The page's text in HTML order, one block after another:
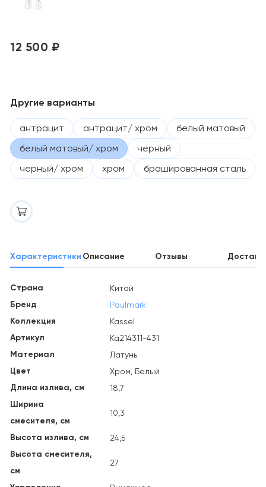
12 500 ₽
Другие варианты
антрацит антрацит/ хром
белый матовый
белый матовый/ хром
черный
черный/ хром
хром брашированная сталь
Характеристики Описание Отзывы
Страна Китай
Бренд Paulmark
Коллекция Kassel
Артикул Ka214311-431
Материал Латунь
Цвет Хром, Белый
Длина излива, см 18,7
Ширина
смесителя, см
10,3
Высота излива, см 24,5
Высота смесителя,
см
27